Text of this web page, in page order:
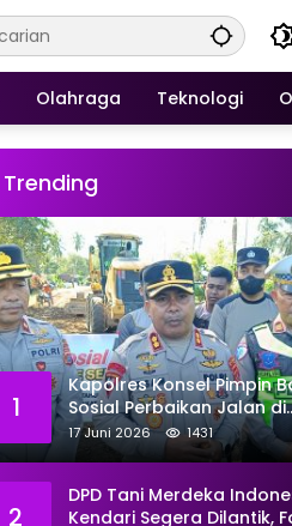
Olahraga Teknologi
Trending
1
Kapolres Konsel Pimpin
Sosial Perbaikan Jalan di
Kecamatan Laeya, 19 Titik
Rusak Siap Ditambal
17 Juni 2026 1431
2
DPD Tani Merdeka
Kendari Segera Dilantik,